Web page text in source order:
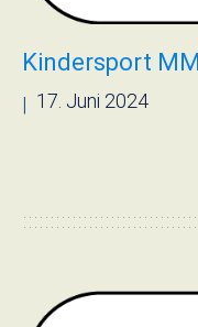
Kindersport MM
| 17. Juni 2024